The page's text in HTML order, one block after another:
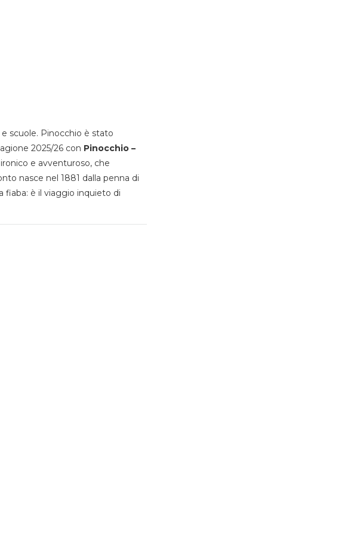
scuole. Pinocchio è stato
2025/26 con Pinocchio –
e avventuroso, che
nasce nel 1881 dalla penna di
fiaba: è il viaggio inquieto di